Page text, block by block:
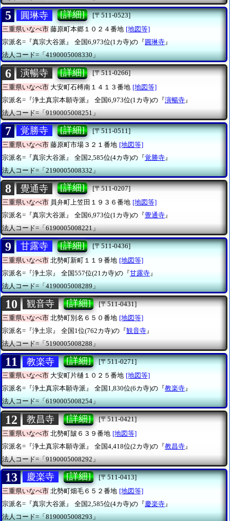
5 圓琳寺 [詳細]
[〒511-0523]
三重県いなべ市 藤原町本郷１０２４番地 [地図等]
宗派名=『真宗大谷派』
全国6,973位(1カ寺)の『 圓琳寺』
法人コード=「4190005008330」
6 演暢寺 [詳細]
[〒511-0266]
三重県いなべ市 大安町石榑南１４１３番地 [地図等]
宗派名=『浄土真宗本願寺派』
全国6,973位(1カ寺)の『演暢寺 』
法人コード=「9190005008251」
7 覚勝寺 [詳細]
[〒511-0511]
三重県いなべ市 藤原町市場３２１番地 [地図等]
宗派名=『真宗大谷派』
全国2,585位(4カ寺)の『覚勝寺 』
法人コード=「2190005008332」
8 覺通寺 [詳細]
[〒511-0207]
三重県いなべ市 員弁町上笠田１９３６番地 [地図等]
宗派名=『真宗大谷派』
全国6,973位(1カ寺)の『覺通寺』
法人コード=「6190005008221」
9 甘露寺 [詳細]
[〒511-0436]
三重県いなべ市 北勢町新町１１９番地 [地図等]
宗派名=『浄土宗』
全国557位(21カ寺)の『甘露寺 』
法人コード=「4190005008289」
10 観音寺 [詳細]
[〒511-0431]
三重県いなべ市 北勢町別名６５０番地 [地図等]
宗派名=『浄土宗』
全国1位(762カ寺)の『観音寺 』
法人コード=「5190005008288」
11 教楽寺 [詳細]
[〒511-0271]
三重県いなべ市 大安町片樋１０２５番地 [地図等]
宗派名=『浄土真宗本願寺派』
全国1,830位(6カ寺)の『教楽寺』
法人コード=「6190005008254」
12 教昌寺 [詳細]
[〒511-0421]
三重県いなべ市 北勢町皷６３９番地 [地図等]
宗派名=『浄土真宗本願寺派』
全国4,418位(2カ寺)の『教昌寺 』
法人コード=「9190005008292」
13 慶楽寺 [詳細]
[〒511-0413]
三重県いなべ市 北勢町畑毛６５２番地 [地図等]
宗派名=『真宗大谷派』
全国2,585位(4カ寺)の『慶楽寺 』
法人コード=「8190005008293」